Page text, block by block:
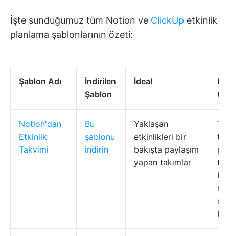
İşte sunduğumuz tüm Notion ve ClickUp etkinlik
planlama şablonlarının özeti:
Şablon Adı
İndirilen
Şablon
İdeal
Notion'dan
Etkinlik
Takvimi
Bu
şablonu
indirin
Yaklaşan
etkinlikleri bir
bakışta paylaşım
yapan takımlar